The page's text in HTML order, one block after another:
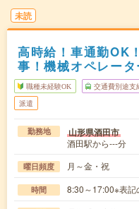
未読
高時給！車通勤OK
事！機械オペレータ
職種未経験OK 交通費別途支
派遣
勤務地 山形県酒田市
酒田駅から---分
曜日頻度 月～金・祝
時間 8:30～17:00※表記